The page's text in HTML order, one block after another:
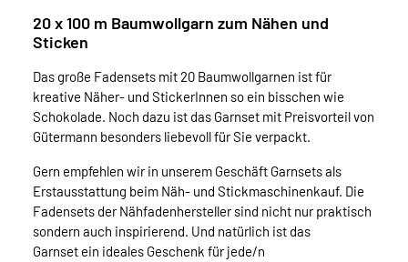
20 x 100 m Baumwollgarn zum Nähen und
Sticken
Das große Fadensets mit 20 Baumwollgarnen ist für
kreative Näher- und StickerInnen so ein bisschen wie
Schokolade. Noch dazu ist das Garnset mit Preisvorteil von
Gütermann besonders liebevoll für Sie verpackt.
Gern empfehlen wir in unserem Geschäft Garnsets als
Erstausstattung beim Näh- und Stickmaschinenkauf. Die
Fadensets der Nähfadenhersteller sind nicht nur praktisch
sondern auch inspirierend. Und natürlich ist das
Garnset ein ideales Geschenk für jede/n